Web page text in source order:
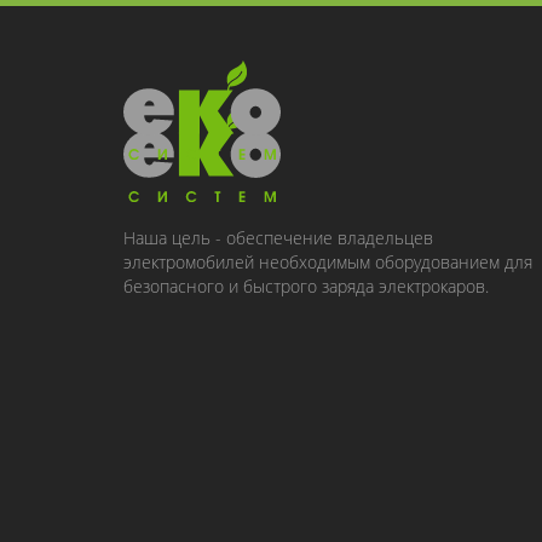
Наша цель - обеспечение владельцев
электромобилей необходимым оборудованием для
безопасного и быстрого заряда электрокаров.